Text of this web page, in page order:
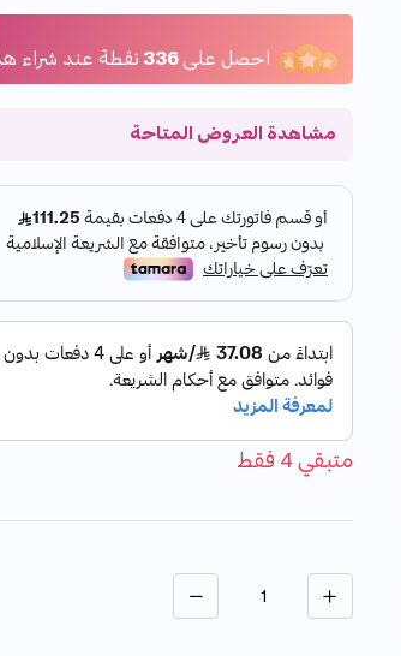
5+ بيع مؤخراً
5+ بيع مؤخراً
احصل على336نقطة عند شراء
مشاهدة العروض المتاحة
متبقي 4 فقط
الكمية